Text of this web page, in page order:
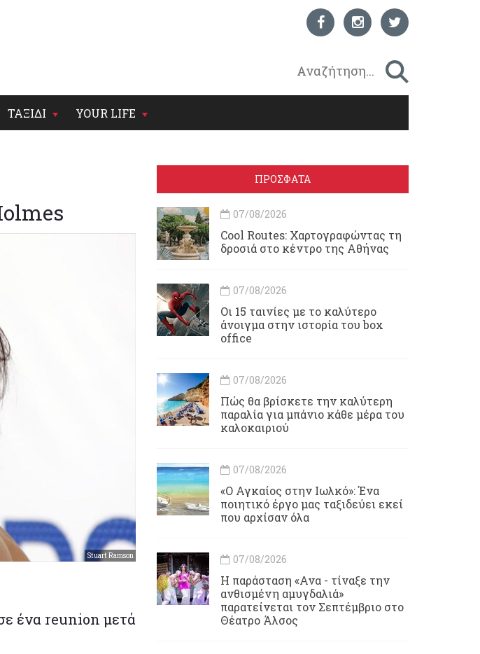
ΤΑΞΙΔΙ YOUR LIFE
Stuart Ramson
ένα reunion μετά
ΠΡΟΣΦΑΤΑ
07/08/2026
Cool Routes: Χαρτογραφώντας τη
δροσιά στο κέντρο της Αθήνας
07/08/2026
Οι 15 ταινίες με το καλύτερο
άνοιγμα στην ιστορία του box
office
07/08/2026
Πώς θα βρίσκετε την καλύτερη
παραλία για μπάνιο κάθε μέρα του
καλοκαιριού
07/08/2026
«Ο Αγκαίος στην Ιωλκό»: Ένα
ποιητικό έργο μας ταξιδεύει εκεί
που αρχίσαν όλα
07/08/2026
Η παράσταση «Ανα - τίναξε την
ανθισμένη αμυγδαλιά»
παρατείνεται τον Σεπτέμβριο στο
Θέατρο Άλσος